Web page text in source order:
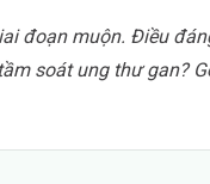
đoạn muộn. Điều
soát ung thư gan?